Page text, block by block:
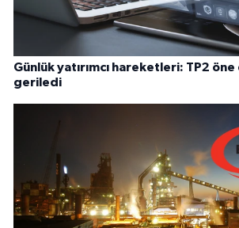
Günlük yatırımcı hareketleri: TP2 öne
geriledi